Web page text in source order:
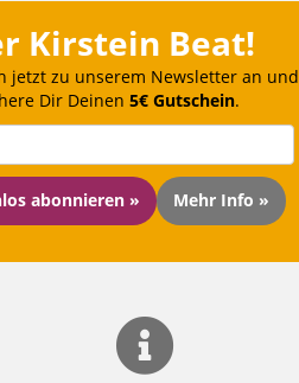
Kirstein Beat!
jetzt zu unserem Newsletter an und
Dir Deinen 5€ Gutschein.
abonnieren » Mehr Info »